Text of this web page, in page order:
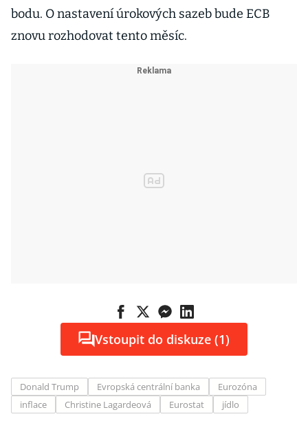
bodu. O nastavení úrokových sazeb bude ECB
znovu rozhodovat tento měsíc.
Vstoupit do diskuze (1)
Donald Trump Evropská centrální banka
Eurozóna
inflace
Christine Lagardeová Eurostat jídlo